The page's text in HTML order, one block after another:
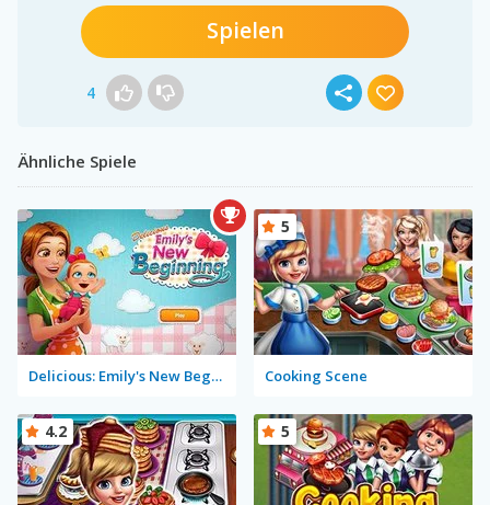
Spielen
4
Ähnliche Spiele
Delicious: Emily's New Beginning Cooking Scene
5
4.2 5